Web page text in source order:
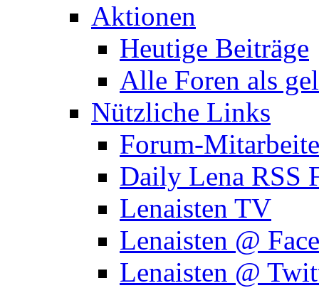
Aktionen
Heutige Beiträge
Alle Foren als
Nützliche Links
Forum-
Daily Lena RSS
Lenaisten TV
Lenaisten @
Lenaisten @